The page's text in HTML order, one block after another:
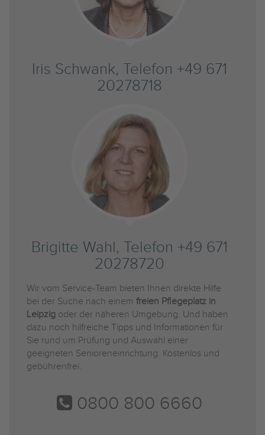
Iris Schwank, Telefon +49 671
20278718
Brigitte Wahl, Telefon +49 671
20278720
Wir vom Service-Team bieten Ihnen direkte Hilfe
bei der Suche nach einem freien Pflegeplatz in
Leipzig oder der näheren Umgebung. Und haben
dazu noch hilfreiche Tipps und Informationen für
Sie rund um Prüfung und Auswahl einer
geeigneten Senioreneinrichtung. Kostenlos und
gebührenfrei.
0800 800 6660